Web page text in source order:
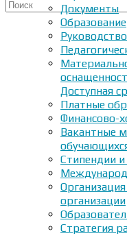
Искать:
Документы
Образование
Руководство
Доступная
Платные
Финансово-
Вакантные
Стипендии
организации
Стратегия